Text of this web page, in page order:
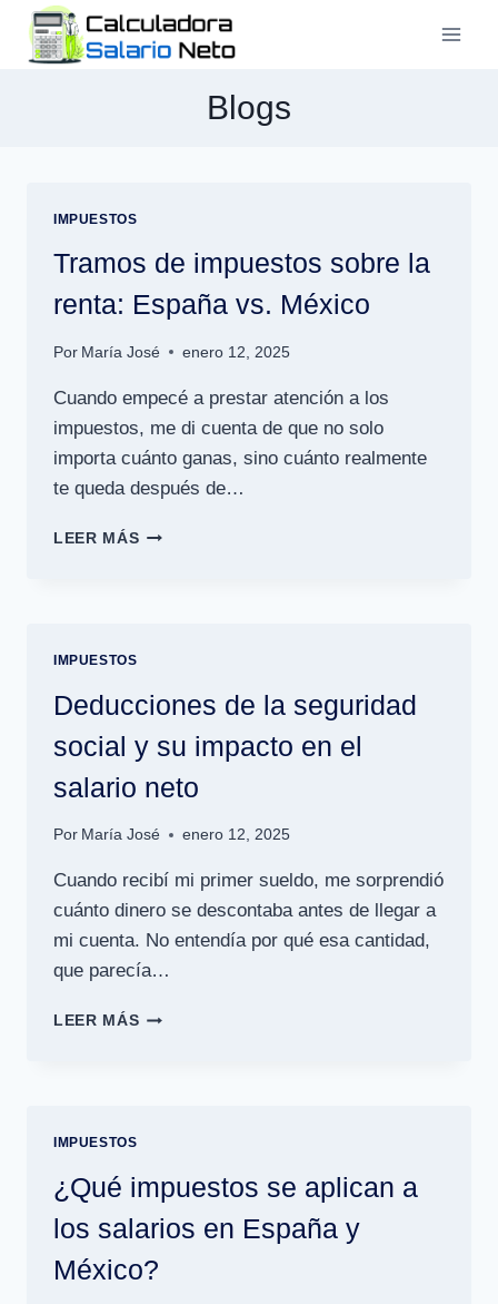
Saltar
Blogs
IMPUESTOS
Tramos de impuestos sobre la
renta: España vs. México
Por María José enero 12, 2025
Cuando empecé a prestar atención a los
impuestos, me di cuenta de que no solo
importa cuánto ganas, sino cuánto realmente
te queda después de…
LEER MÁSTRAMOS
VS.
MÉXICO
IMPUESTOS
Deducciones de la seguridad
social y su impacto en el
salario neto
Por María José enero 12, 2025
Cuando recibí mi primer sueldo, me sorprendió
cuánto dinero se descontaba antes de llegar a
mi cuenta. No entendía por qué esa cantidad,
que parecía…
LEER MÁSDEDUCCIONES
IMPACTO
EN
EL
NETO
IMPUESTOS
¿Qué impuestos se aplican a
los salarios en España y
México?